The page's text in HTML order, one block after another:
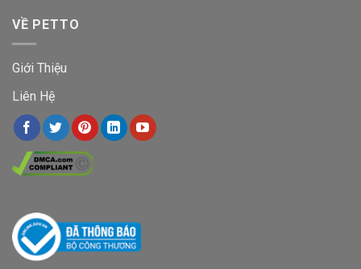
VỀ PETTO
Giới Thiệu
Liên Hệ